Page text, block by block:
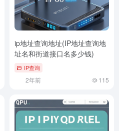
ip地址查询地址(IP地址查询地
址名和街道接口名多少钱)
IP查询
2年前 115